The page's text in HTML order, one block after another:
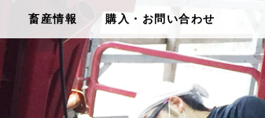
畜産情報 購入・お問い合わせ